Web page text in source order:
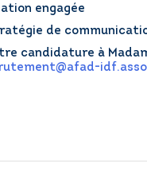
engagée
de
candidature à